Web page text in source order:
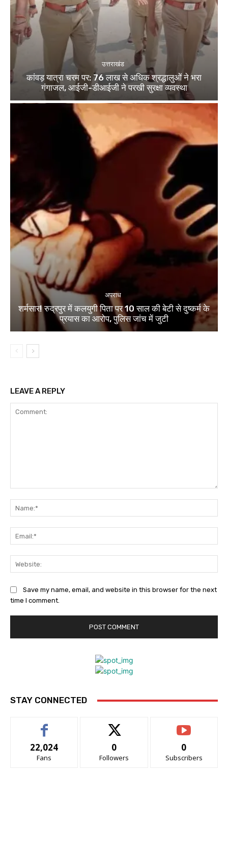
उत्तराखंड
कांवड़ यात्रा चरम पर: 76 लाख से अधिक श्रद्धालुओं ने भरा
गंगाजल, आईजी-डीआईजी ने परखी सुरक्षा व्यवस्था
अपराध
शर्मसार! रुद्रपुर में कलयुगी पिता पर 10 साल की बेटी से दुष्कर्म के
प्रयास का आरोप, पुलिस जांच में जुटी
LEAVE A REPLY
Save my name, email, and website in this browser for the next
time I comment.
STAY CONNECTED
22,024
Fans
0
Followers
0
Subscribers